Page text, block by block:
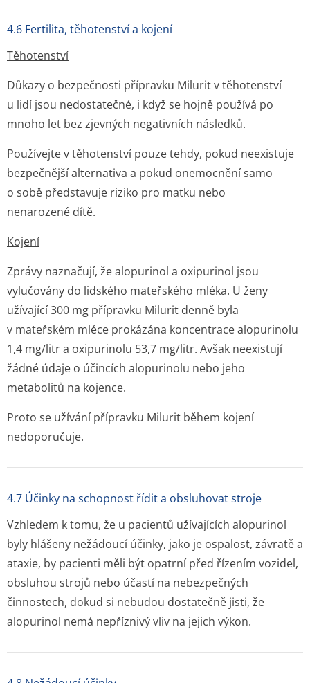
4.6 Fertilita, těhotenství a kojení
Těhotenství
Důkazy o bezpečnosti přípravku Milurit v těhotenství
u lidí jsou nedostatečné, i když se hojně používá po
mnoho let bez zjevných negativních následků.
Používejte v těhotenství pouze tehdy, pokud neexistuje
bezpečnější alternativa a pokud onemocnění samo
o sobě představuje riziko pro matku nebo
nenarozené dítě.
Kojení
Zprávy naznačují, že alopurinol a oxipurinol jsou
vylučovány do lidského mateřského mléka. U ženy
užívající 300 mg přípravku Milurit denně byla
v mateřském mléce prokázána koncentrace alopurinolu
1,4 mg/litr a oxipurinolu 53,7 mg/litr. Avšak neexistují
žádné údaje o účincích alopurinolu nebo jeho
metabolitů na kojence.
Proto se užívání přípravku Milurit během kojení
nedoporučuje.
4.7 Účinky na schopnost řídit a obsluhovat stroje
Vzhledem k tomu, že u pacientů užívajících alopurinol
byly hlášeny nežádoucí účinky, jako je ospalost, závratě a
ataxie, by pacienti měli být opatrní před řízením vozidel,
obsluhou strojů nebo účastí na nebezpečných
činnostech, dokud si nebudou dostatečně jisti, že
alopurinol nemá nepříznivý vliv na jejich výkon.